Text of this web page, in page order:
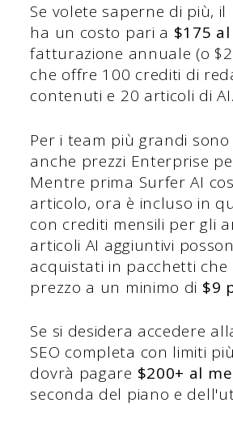
Se volete saperne di più, il
ha un costo pari a $175
fatturazione annuale (o
che offre 100 crediti di
contenuti e 20 articoli di AI.
Per i team più grandi
anche prezzi Enterprise
Mentre prima Surfer AI
articolo, ora è incluso in
con crediti mensili per gli
articoli AI aggiuntivi
acquistati in pacchetti che
prezzo a un minimo di $9
Se si desidera accedere
SEO completa con limiti
dovrà pagare $200+ al
seconda del piano e